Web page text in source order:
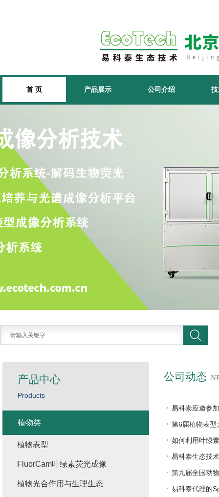
首 页 产品展示 公司介绍
公司动态
易科泰应邀参
第6届植物表型
如何利用叶绿
易科泰生态技
第九届全国动
易科泰代理的
产品中心
Products
植物类
植物表型
FluorCam叶绿素荧光成像
植物光合作用与生理生态